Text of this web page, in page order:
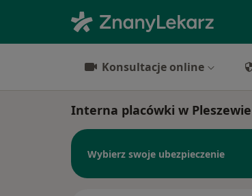
Konsultacje online
Interna placówki w Pleszewie
Wybierz swoje ubezpieczenie